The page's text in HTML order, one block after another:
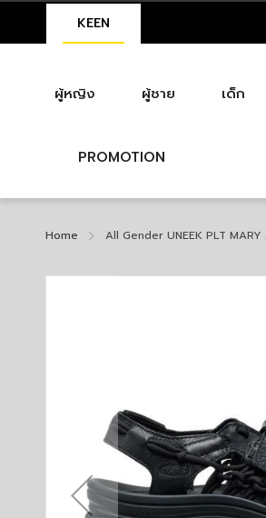
KEEN
ผู้หญิง ผู้ชาย เด็ก
PROMOTION
Home All Gender UNEEK PLT MARY